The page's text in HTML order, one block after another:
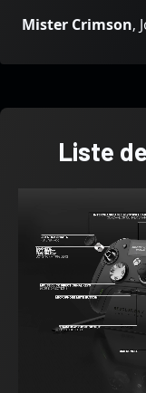
Mister Crimson,
Liste